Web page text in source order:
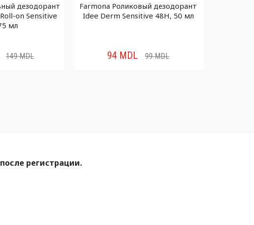
дезодорант
on Sensitive
мл
149MDL
Farmona Роликовый дезодорант
Idee Derm Sensitive 48H, 50 мл
94 MDL 99MDL
регистрации.